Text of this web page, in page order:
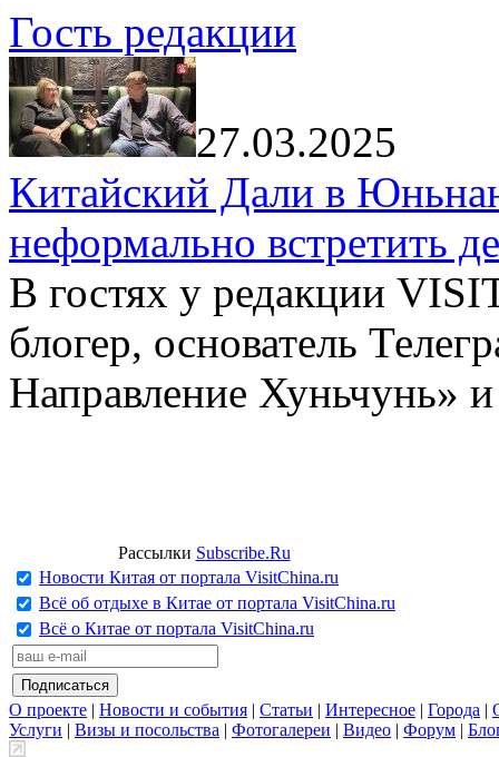
Гость редакции
27.03.2025
Китайский Дали в
неформально встретить
В гостях у редакции
блогер, основатель
Направление Хуньчунь»
Рассылки Subscribe.Ru
Новости Китая от портала VisitChina.ru
Всё об отдыхе в Китае от портала VisitChina.ru
Всё о Китае от портала VisitChina.ru
О проекте | Новости и события | Статьи | Интересное | Города |
Услуги | Визы и посольства | Фотогалереи | Видео | Форум |